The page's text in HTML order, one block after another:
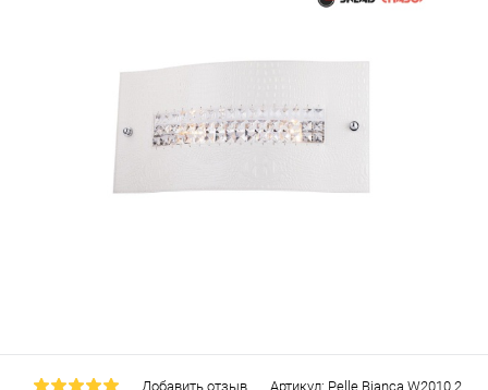
Добавить отзыв Артикул: Pelle Bianca W2010.2